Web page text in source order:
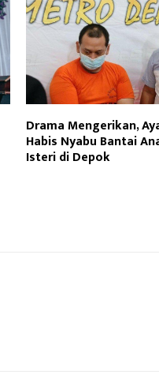
Drama Mengerikan,
Habis Nyabu Bantai
Isteri di Depok